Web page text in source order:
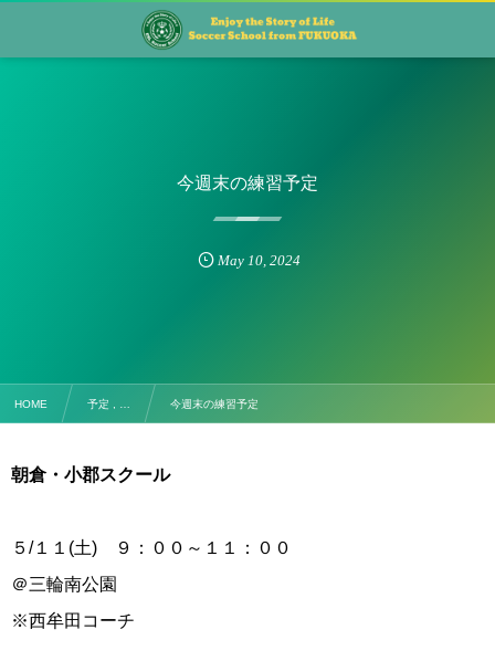
今週末の練習予定
May 10 ,2024
HOME 予定 , … 今週末の練習予定
朝倉・小郡スクール
５/１１(土) ９：００～１１：００
＠三輪南公園
※西牟田コーチ